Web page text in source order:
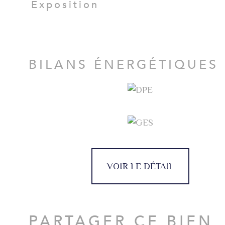
Exposition
BILANS ÉNERGÉTIQUES
VOIR LE DÉTAIL